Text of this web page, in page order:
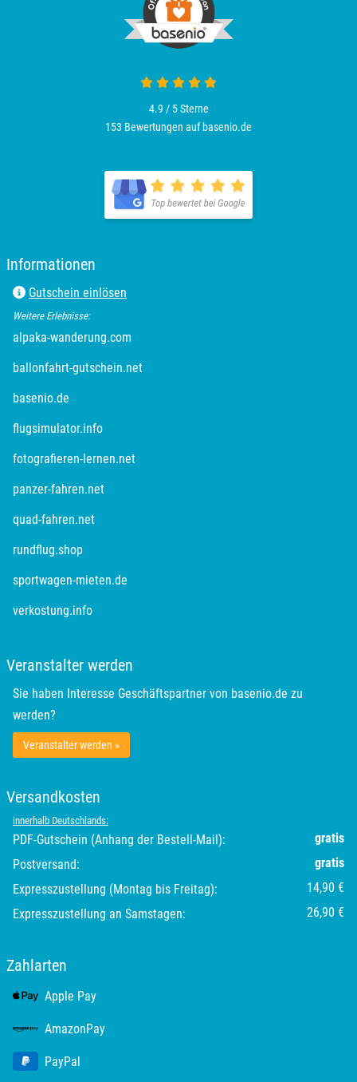
4.9 von 5
4.9 / 5Sterne
153 Bewertungen auf basenio.de
öffnet in neuem Fenster
Informationen
Gutschein einlösen
Weitere Erlebnisse:
alpaka-wanderung.com
ballonfahrt-gutschein.netöffnet in neuem Fenster
basenio.de
flugsimulator.infoöffnet in neuem Fenster
fotografieren-lernen.netöffnet in neuem Fenster
panzer-fahren.netöffnet in neuem Fenster
quad-fahren.netöffnet in neuem Fenster
rundflug.shopöffnet in neuem Fenster
sportwagen-mieten.de
verkostung.infoöffnet in neuem Fenster
Veranstalter werden
Sie haben Interesse Geschäftspartner von basenio.de zu
werden?
Veranstalter werden »
Versandkosten
innerhalb Deutschlands:
PDF-Gutschein (Anhang der Bestell-Mail):
gratis
Postversand:
gratis
Expresszustellung (Montag bis Freitag):
14,90 €
Expresszustellung an Samstagen:
26,90 €
Zahlarten
Apple Pay
AmazonPay
PayPal
Rodgau
Rottweil
Saarbrücken
Salzgitter
Schwabach
Schwerin
Steinburg
Stettiner Haff
Straubing